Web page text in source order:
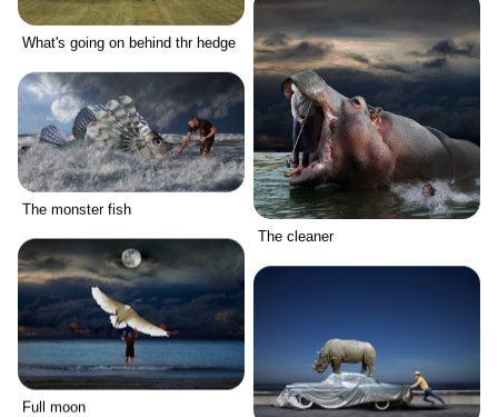
What's going on behind thr hedge
The cleaner
The monster fish
Full moon